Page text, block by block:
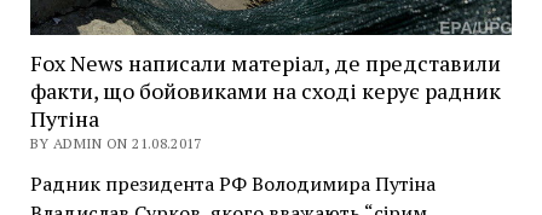
Fox News написали матеріал, де представили
факти, що бойовиками на сході керує радник
Путіна
BY ADMIN ON 21.08.2017
Радник президента РФ Володимира Путіна